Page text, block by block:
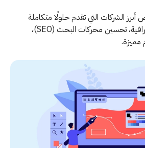
الشركات التي تقدم حلولًا متكاملة
تشمل تصميم مواقع احترافية، تحسين محركات البحث (SEO)،